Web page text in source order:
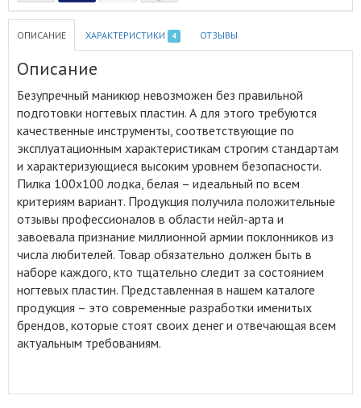
ОПИСАНИЕ ХАРАКТЕРИСТИКИ 4 ОТЗЫВЫ
Описание
Безупречный маникюр невозможен без правильной
подготовки ногтевых пластин. А для этого требуются
качественные инструменты, соответствующие по
эксплуатационным характеристикам строгим стандартам
и характеризующиеся высоким уровнем безопасности.
Пилка 100x100 лодка, белая – идеальный по всем
критериям вариант. Продукция получила положительные
отзывы профессионалов в области нейл-арта и
завоевала признание миллионной армии поклонников из
числа любителей. Товар обязательно должен быть в
наборе каждого, кто тщательно следит за состоянием
ногтевых пластин. Представленная в нашем каталоге
продукция – это современные разработки именитых
брендов, которые стоят своих денег и отвечающая всем
актуальным требованиям.